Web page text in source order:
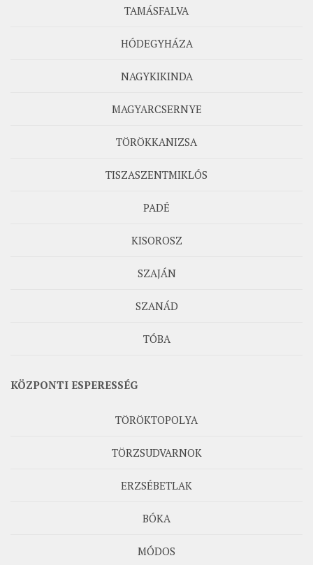
TAMÁSFALVA
HÓDEGYHÁZA
NAGYKIKINDA
MAGYARCSERNYE
TÖRÖKKANIZSA
TISZASZENTMIKLÓS
PADÉ
KISOROSZ
SZAJÁN
SZANÁD
TÓBA
KÖZPONTI ESPERESSÉG
TÖRÖKTOPOLYA
TÖRZSUDVARNOK
ERZSÉBETLAK
BÓKA
MÓDOS